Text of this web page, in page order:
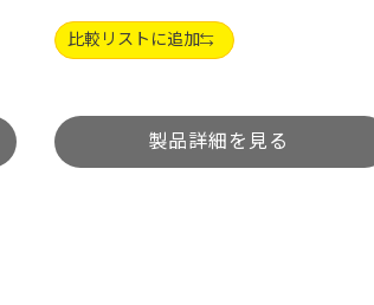
比較リストに追加